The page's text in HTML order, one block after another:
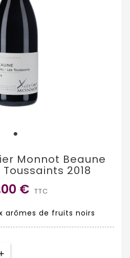
Monnot Beaune
Toussaints 2018
€ TTC
arômes de fruits noirs